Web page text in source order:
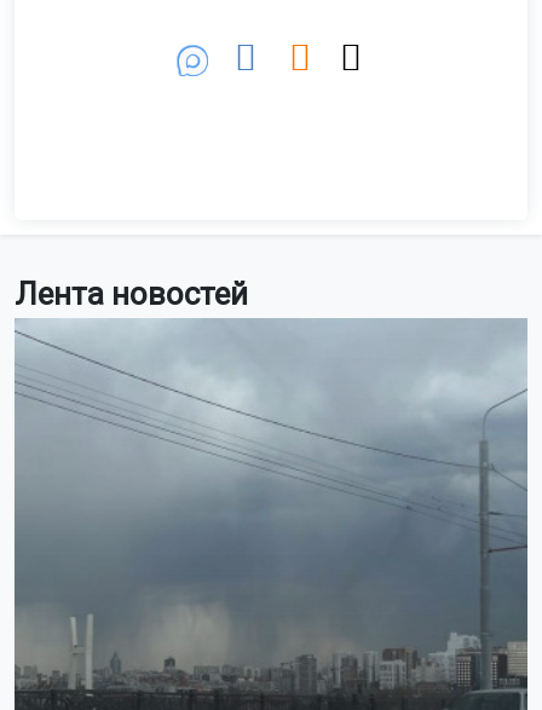
Лента новостей